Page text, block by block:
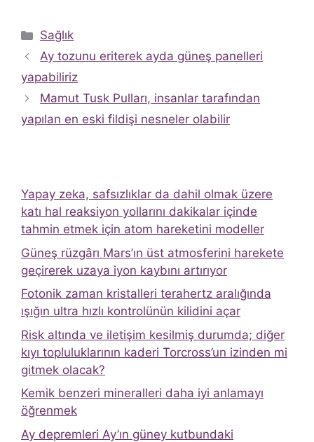
Kategoriler
Sağlık
Ay tozunu eriterek ayda güneş panelleri
yapabiliriz
Mamut Tusk Pulları, insanlar tarafından
yapılan en eski fildişi nesneler olabilir
Yapay zeka, safsızlıklar da dahil olmak üzere
katı hal reaksiyon yollarını dakikalar içinde
tahmin etmek için atom hareketini modeller
Güneş rüzgârı Mars’ın üst atmosferini harekete
geçirerek uzaya iyon kaybını artırıyor
Fotonik zaman kristalleri terahertz aralığında
ışığın ultra hızlı kontrolünün kilidini açar
Risk altında ve iletişim kesilmiş durumda; diğer
kıyı topluluklarının kaderi Torcross’un izinden mi
gitmek olacak?
Kemik benzeri mineralleri daha iyi anlamayı
öğrenmek
Ay depremleri Ay’ın güney kutbundaki